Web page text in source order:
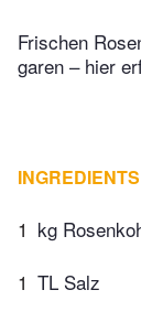
Frischen
garen – hier
INGREDIENTS
1 kg
1 TL Salz